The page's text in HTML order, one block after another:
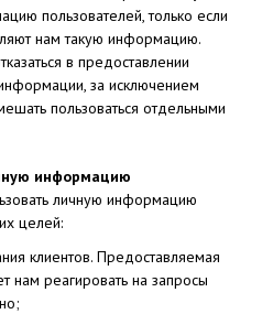
пользователей, только если
нам такую информацию.
в предоставлении
за исключением
пользоваться отдельными
информацию
личную информацию
целей:
клиентов. Предоставляемая
нам реагировать на запросы